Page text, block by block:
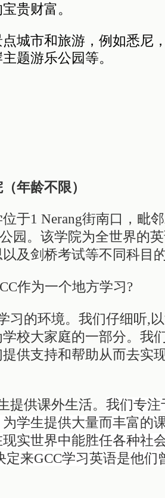
贵财富。
城市和旅游，例如悉尼
题游乐公园等。
（年龄不限）
于1 Nerang街南口，毗
园。该学院为全世界的
及剑桥考试等不同科目
作为一个地方学习?
习的环境。我们仔细听,
校大家庭的一部分。我
供支持和帮助从而去实
提供课外生活。 我们专注
学生提供大量而丰富的
实世界中能胜任各种社
定来GCC学习英语是他们